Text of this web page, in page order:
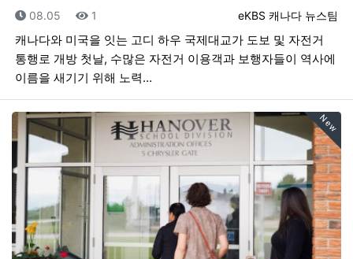
등록자
eKBS 캐나다 뉴스팀
등록일
08.05 조회
1
캐나다와 미국을 잇는 고디 하우 국제대교가 도보 및 자전거
통행로 개방 첫날, 수많은 자전거 이용객과 보행자들이 역사에
이름을 새기기 위해 노력…
New